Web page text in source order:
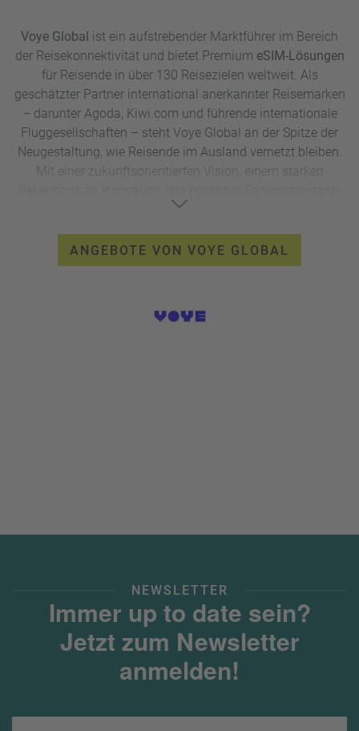
Voye Global ist ein aufstrebender Marktführer im Bereich
der Reisekonnektivität und bietet Premium eSIM-Lösungen
für Reisende in über 130 Reisezielen weltweit. Als
geschätzter Partner international anerkannter Reisemarken
– darunter Agoda, Kiwi.com und führende internationale
Fluggesellschaften – steht Voye Global an der Spitze der
Neugestaltung, wie Reisende im Ausland vernetzt bleiben.
Mit einer zukunftsorientierten Vision, einem starken
gestaltet Voye Global schon heute das vernetzte
ANGEBOTE VON VOYE GLOBAL
NEWSLETTER
Immer up to date sein?
Jetzt zum Newsletter
anmelden!